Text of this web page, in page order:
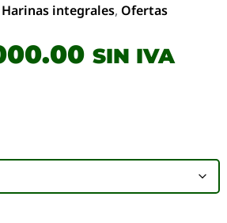
Harinas integrales, Ofertas
SIN IVA